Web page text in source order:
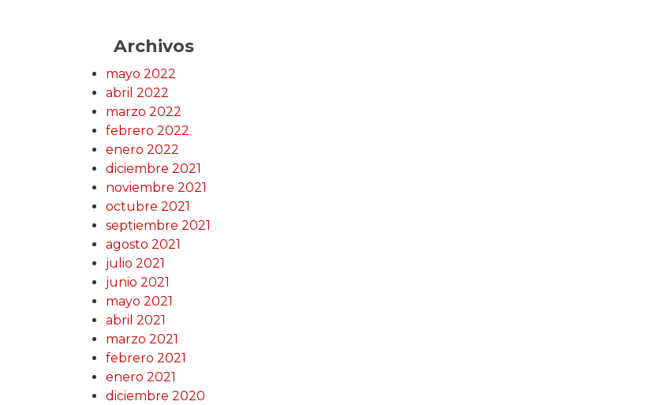
Archivos
mayo 2022
abril 2022
marzo 2022
febrero 2022
enero 2022
diciembre 2021
noviembre 2021
octubre 2021
septiembre 2021
agosto 2021
julio 2021
junio 2021
mayo 2021
abril 2021
marzo 2021
febrero 2021
enero 2021
diciembre 2020